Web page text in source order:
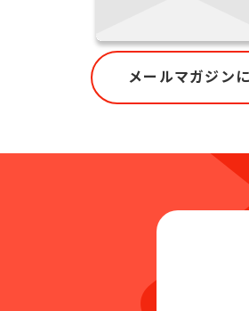
メールマガジン